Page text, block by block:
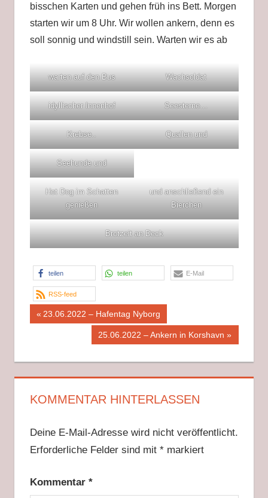
bisschen Karten und gehen früh ins Bett. Morgen
starten wir um 8 Uhr. Wir wollen ankern, denn es
soll sonnig und windstill sein. Warten wir es ab
warten auf den Bus Wachsoldat
idyllischer Innenhof Seesterne…
Krebse.. Quallen und
Seehunde und
Hot Dog im Schatten
genießen
und anschließend ein
Bierchen
Brotzeit an Deck
teilen teilen E-Mail
RSS-feed
Beitragsnavigation
Vorheriger
23.06.2022 – Hafentag Nyborg
Nächster
25.06.2022 – Ankern in Korshavn
KOMMENTAR HINTERLASSEN
Deine E-Mail-Adresse wird nicht veröffentlicht.
Erforderliche Felder sind mit *markiert
Kommentar *